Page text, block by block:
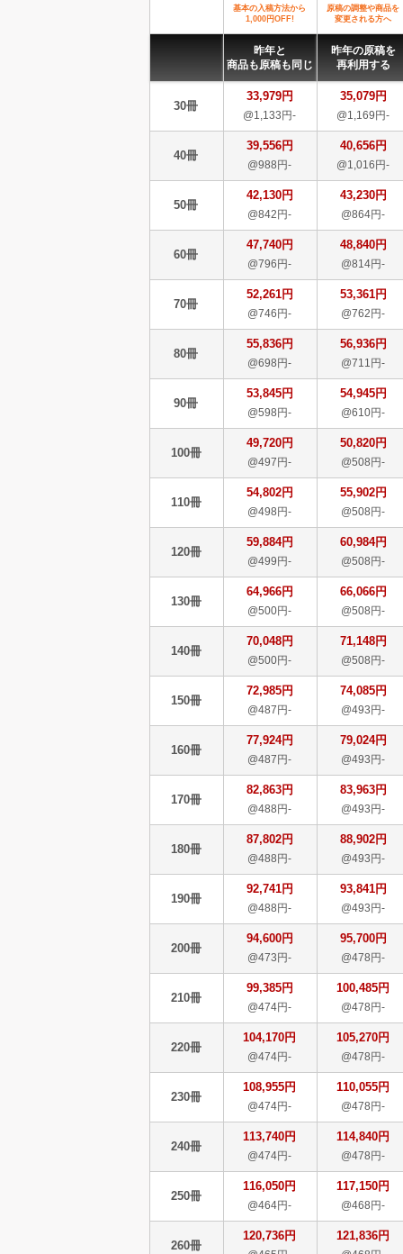
基本の入稿方法から
1,000円OFF!
原稿の調整や商品を
変更される方へ
昨年と
商品も原稿も同じ
昨年の原稿を
再利用する
30冊
33,979円
@1,133円-
35,079円
@1,169円-
40冊
39,556円
@988円-
40,656円
@1,016円-
50冊
42,130円
@842円-
43,230円
@864円-
60冊
47,740円
@796円-
48,840円
@814円-
70冊
52,261円
@746円-
53,361円
@762円-
80冊
55,836円
@698円-
56,936円
@711円-
90冊
53,845円
@598円-
54,945円
@610円-
100冊
49,720円
@497円-
50,820円
@508円-
110冊
54,802円
@498円-
55,902円
@508円-
120冊
59,884円
@499円-
60,984円
@508円-
130冊
64,966円
@500円-
66,066円
@508円-
140冊
70,048円
@500円-
71,148円
@508円-
150冊
72,985円
@487円-
74,085円
@493円-
160冊
77,924円
@487円-
79,024円
@493円-
170冊
82,863円
@488円-
83,963円
@493円-
180冊
87,802円
@488円-
88,902円
@493円-
190冊
92,741円
@488円-
93,841円
@493円-
200冊
94,600円
@473円-
95,700円
@478円-
210冊
99,385円
@474円-
100,485円
@478円-
220冊
104,170円
@474円-
105,270円
@478円-
230冊
108,955円
@474円-
110,055円
@478円-
240冊
113,740円
@474円-
114,840円
@478円-
250冊
116,050円
@464円-
117,150円
@468円-
260冊
120,736円 121,836円